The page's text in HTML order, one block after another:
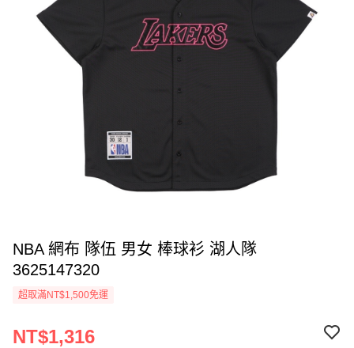
NBA 網布 隊伍 男女 棒球衫 湖人隊
3625147320
超取滿NT$1,500免運
NT$1,316